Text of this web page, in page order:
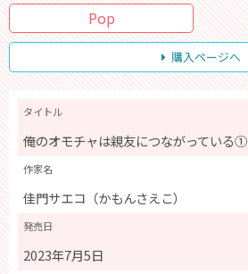
Pop
購入ページへ
タイトル
俺のオモチャは親友につながっている①
作家名
佳門サエコ（かもんさえこ）
発売日
2023年7月5日